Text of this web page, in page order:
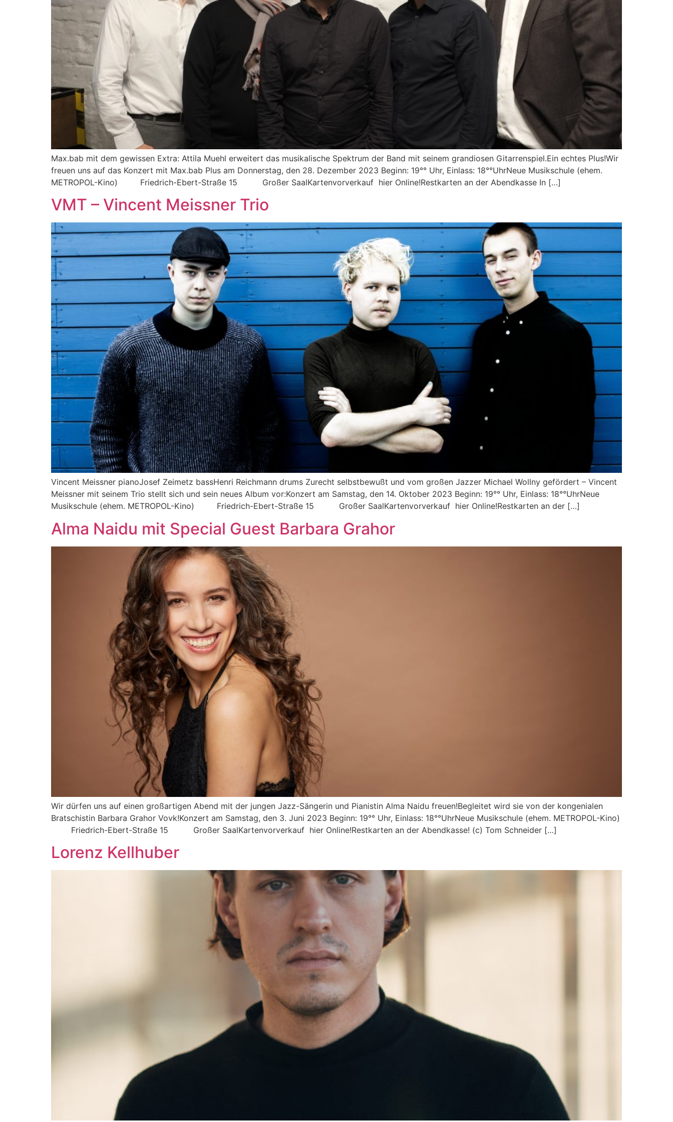
Max.bab mit dem gewissen Extra: Attila Muehl erweitert das musikalische Spektrum der Band mit seinem grandiosen Gitarrenspiel.Ein echtes Plus!Wir
freuen uns auf das Konzert mit Max.bab Plus am Donnerstag, den 28. Dezember 2023 Beginn: 19°° Uhr, Einlass: 18°°UhrNeue Musikschule (ehem.
METROPOL-Kino) Friedrich-Ebert-Straße 15 Großer SaalKartenvorverkauf hier Online!Restkarten an der Abendkasse In […]
VMT – Vincent Meissner Trio
Vincent Meissner pianoJosef Zeimetz bassHenri Reichmann drums Zurecht selbstbewußt und vom großen Jazzer Michael Wollny gefördert – Vincent
Meissner mit seinem Trio stellt sich und sein neues Album vor:Konzert am Samstag, den 14. Oktober 2023 Beginn: 19°° Uhr, Einlass: 18°°UhrNeue
Musikschule (ehem. METROPOL-Kino) Friedrich-Ebert-Straße 15 Großer SaalKartenvorverkauf hier Online!Restkarten an der […]
Alma Naidu mit Special Guest Barbara Grahor
Wir dürfen uns auf einen großartigen Abend mit der jungen Jazz-Sängerin und Pianistin Alma Naidu freuen!Begleitet wird sie von der kongenialen
Bratschistin Barbara Grahor Vovk!Konzert am Samstag, den 3. Juni 2023 Beginn: 19°° Uhr, Einlass: 18°°UhrNeue Musikschule (ehem. METROPOL-Kino)
Friedrich-Ebert-Straße 15 Großer SaalKartenvorverkauf hier Online!Restkarten an der Abendkasse! (c) Tom Schneider […]
Lorenz Kellhuber